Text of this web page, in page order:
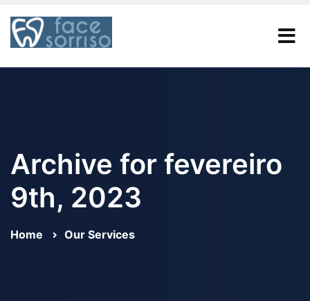
Archive for fevereiro
9th, 2023
Home Our Services